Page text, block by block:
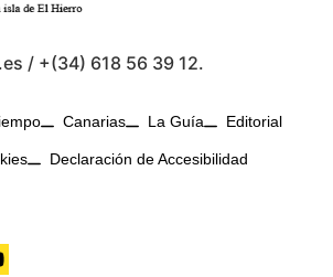
/ +(34) 618 56 39 12.
Canarias La Guía Editorial
Declaración de Accesibilidad